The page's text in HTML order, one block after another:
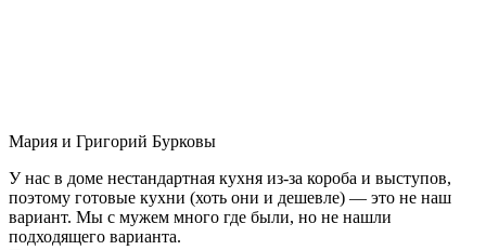
Мария и Григорий Бурковы
У нас в доме нестандартная кухня из-за короба и выступов,
поэтому готовые кухни (хоть они и дешевле) — это не наш
вариант. Мы с мужем много где были, но не нашли
подходящего варианта.